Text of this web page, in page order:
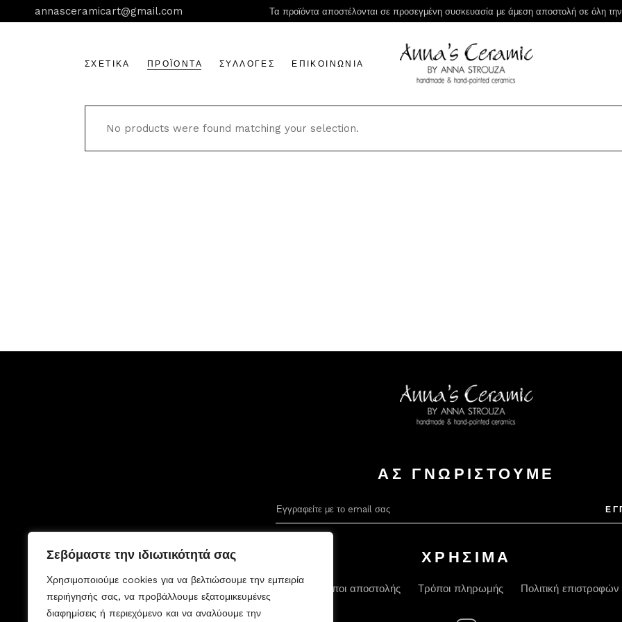
Σεβόμαστε την ιδιωτικότητά σας
Χρησιμοποιούμε cookies για να βελτιώσουμε την εμπειρία
περιήγησής σας, να προβάλλουμε εξατομικευμένες
διαφημίσεις ή περιεχόμενο και να αναλύουμε την
περιεχόμενο
annasceramicart@gmail.com Τα προϊόντα αποστέλονται σε προσεγμένη συσκευασία με άμεση αποστολή σε όλη
ΣΧΕΤΙΚΑ ΠΡΟΪΟΝΤΑ ΣΥΛΛΟΓΈΣ ΕΠΙΚΟΙΝΩΝΙΑ
No products were found matching your selection.
ΑΣ ΓΝΩΡΙΣΤΟΥΜΕ
ΧΡΗΣΙΜΑ
Τρόποι αποστολής Τρόποι πληρωμής Πολιτική επιστροφών